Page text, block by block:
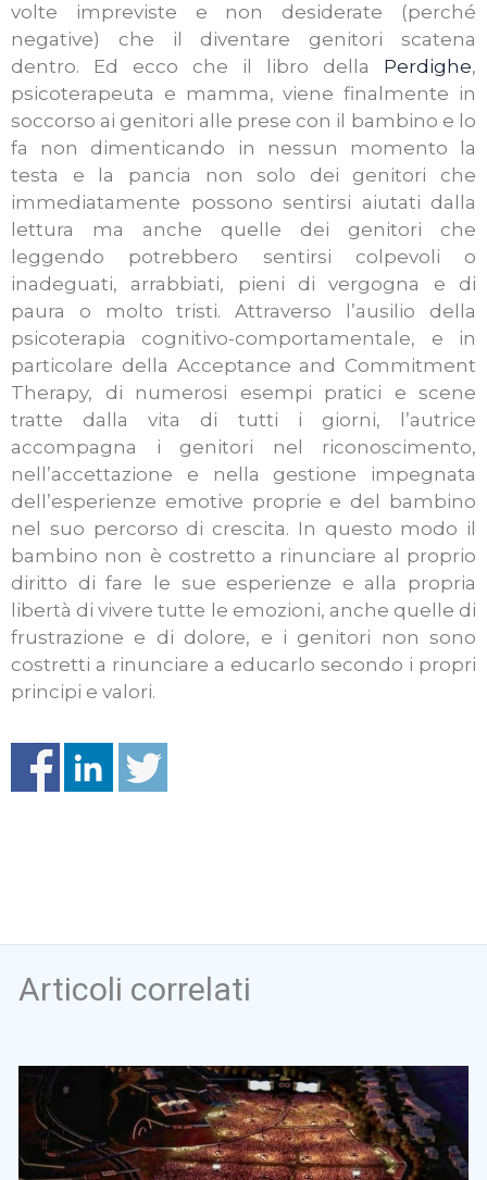
volte impreviste e non desiderate (perché
negative) che il diventare genitori scatena
dentro. Ed ecco che il libro della Perdighe,
psicoterapeuta e mamma, viene finalmente in
soccorso ai genitori alle prese con il bambino e lo
fa non dimenticando in nessun momento la
testa e la pancia non solo dei genitori che
immediatamente possono sentirsi aiutati dalla
lettura ma anche quelle dei genitori che
leggendo potrebbero sentirsi colpevoli o
inadeguati, arrabbiati, pieni di vergogna e di
paura o molto tristi. Attraverso l’ausilio della
psicoterapia cognitivo-comportamentale, e in
particolare della Acceptance and Commitment
Therapy, di numerosi esempi pratici e scene
tratte dalla vita di tutti i giorni, l’autrice
accompagna i genitori nel riconoscimento,
nell’accettazione e nella gestione impegnata
dell’esperienze emotive proprie e del bambino
nel suo percorso di crescita. In questo modo il
bambino non è costretto a rinunciare al proprio
diritto di fare le sue esperienze e alla propria
libertà di vivere tutte le emozioni, anche quelle di
frustrazione e di dolore, e i genitori non sono
costretti a rinunciare a educarlo secondo i propri
principi e valori.
Articoli correlati